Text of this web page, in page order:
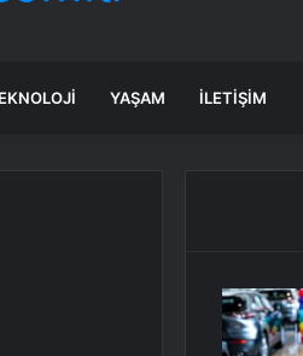
YAŞAM İLETIŞIM